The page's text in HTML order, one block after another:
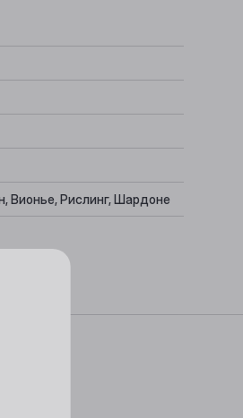
Вионье, Рислинг, Шардоне